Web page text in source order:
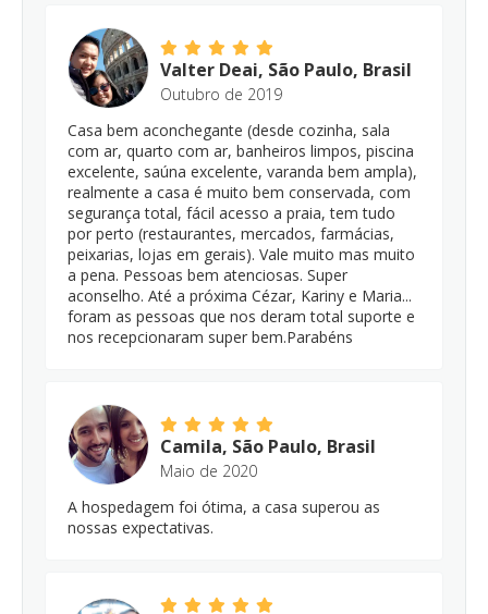
Valter Deai, São Paulo, Brasil
Outubro de 2019
Casa bem aconchegante (desde cozinha, sala
com ar, quarto com ar, banheiros limpos, piscina
excelente, saúna excelente, varanda bem ampla),
realmente a casa é muito bem conservada, com
segurança total, fácil acesso a praia, tem tudo
por perto (restaurantes, mercados, farmácias,
peixarias, lojas em gerais). Vale muito mas muito
a pena. Pessoas bem atenciosas. Super
aconselho. Até a próxima Cézar, Kariny e Maria...
foram as pessoas que nos deram total suporte e
nos recepcionaram super bem.Parabéns
Camila, São Paulo, Brasil
Maio de 2020
A hospedagem foi ótima, a casa superou as
nossas expectativas.